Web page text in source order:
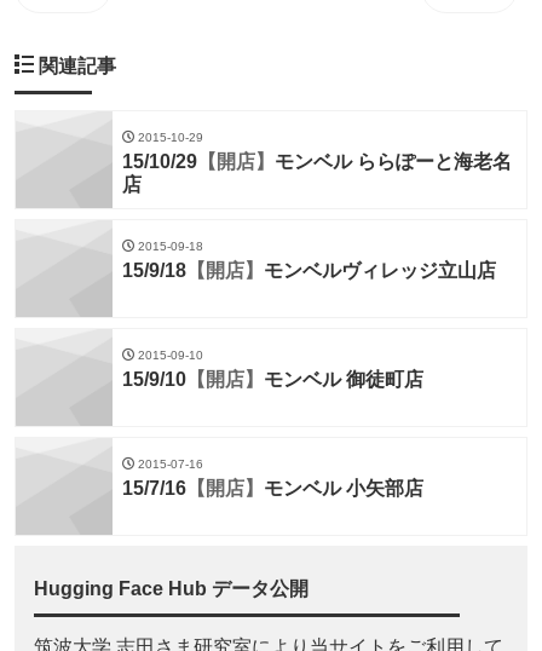
関連記事
2015-10-29
15/10/29 【開店】 モンベル ららぽーと海老名
店
2015-09-18
15/9/18 【開店】 モンベルヴィレッジ立山店
2015-09-10
15/9/10 【開店】 モンベル 御徒町店
2015-07-16
15/7/16 【開店】 モンベル 小矢部店
Hugging Face Hub データ公開